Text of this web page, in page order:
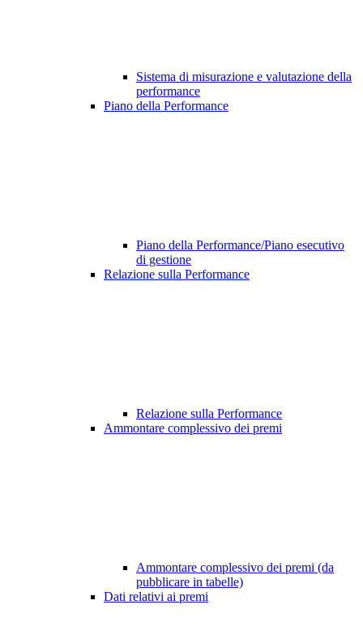
Sistema di misurazione e valutazione della
performance
Piano della Performance
Piano della Performance/Piano esecutivo
di gestione
Relazione sulla Performance
Relazione sulla Performance
Ammontare complessivo dei premi
Ammontare complessivo dei premi (da
pubblicare in tabelle)
Dati relativi ai premi